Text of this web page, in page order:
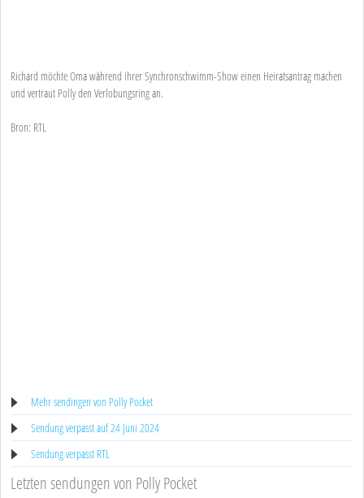
Richard möchte Oma während ihrer Synchronschwimm-Show einen Heiratsantrag machen
und vertraut Polly den Verlobungsring an.
Bron: RTL
Mehr sendingen von Polly Pocket
Sendung verpasst auf 24 Juni 2024
Sendung verpasst RTL
Letzten sendungen von Polly Pocket